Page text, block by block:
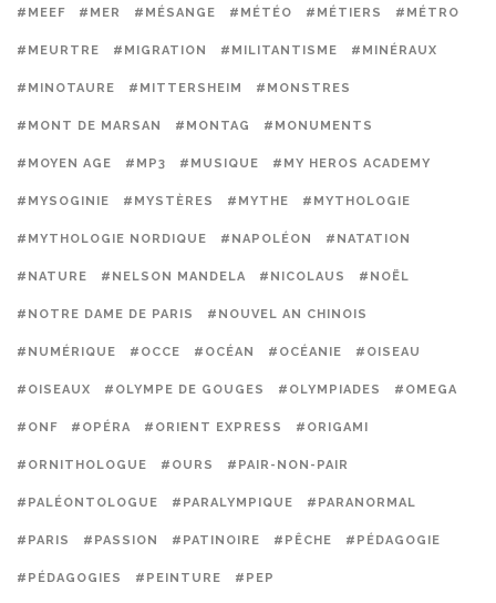
#MEEF #MER #MÉSANGE #MÉTÉO #MÉTIERS #MÉTRO
#MEURTRE #MIGRATION #MILITANTISME #MINÉRAUX
#MINOTAURE #MITTERSHEIM #MONSTRES
#MONT DE MARSAN #MONTAG #MONUMENTS
#MOYEN AGE #MP3 #MUSIQUE #MY HEROS ACADEMY
#MYSOGINIE #MYSTÈRES #MYTHE #MYTHOLOGIE
#MYTHOLOGIE NORDIQUE #NAPOLÉON #NATATION
#NATURE #NELSON MANDELA #NICOLAUS #NOËL
#NOTRE DAME DE PARIS #NOUVEL AN CHINOIS
#NUMÉRIQUE #OCCE #OCÉAN #OCÉANIE #OISEAU
#OISEAUX #OLYMPE DE GOUGES #OLYMPIADES #OMEGA
#ONF #OPÉRA #ORIENT EXPRESS #ORIGAMI
#ORNITHOLOGUE #OURS #PAIR-NON-PAIR
#PALÉONTOLOGUE #PARALYMPIQUE #PARANORMAL
#PARIS #PASSION #PATINOIRE #PÊCHE #PÉDAGOGIE
#PÉDAGOGIES #PEINTURE #PEP